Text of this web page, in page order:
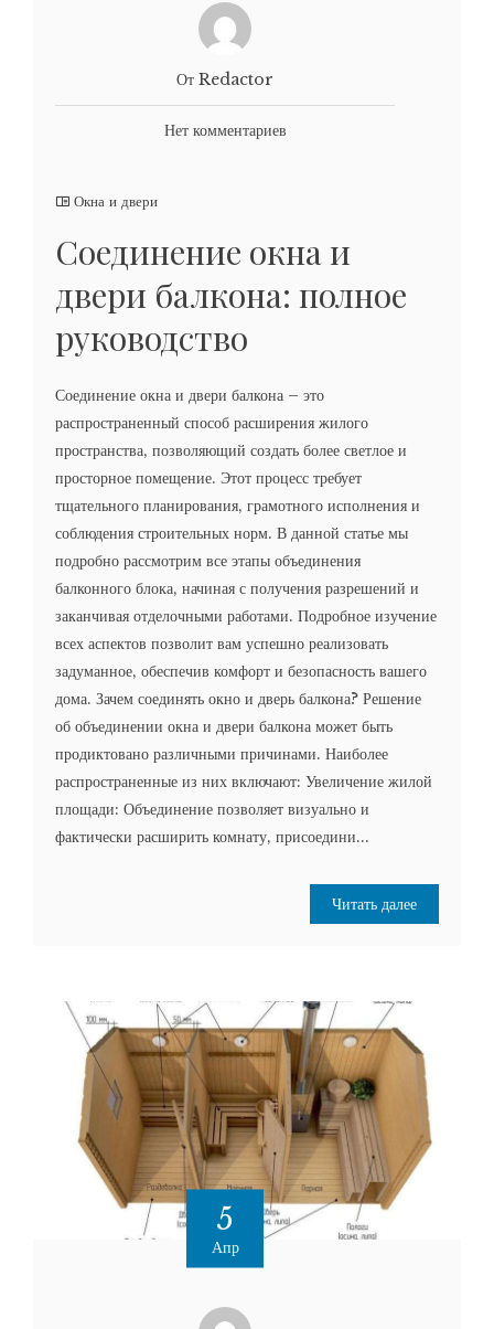
От Redactor
Нет комментариев
Окна и двери
Соединение окна и
двери балкона: полное
руководство
Соединение окна и двери балкона – это
распространенный способ расширения жилого
пространства‚ позволяющий создать более светлое и
просторное помещение. Этот процесс требует
тщательного планирования‚ грамотного исполнения и
соблюдения строительных норм. В данной статье мы
подробно рассмотрим все этапы объединения
балконного блока‚ начиная с получения разрешений и
заканчивая отделочными работами. Подробное изучение
всех аспектов позволит вам успешно реализовать
задуманное‚ обеспечив комфорт и безопасность вашего
дома. Зачем соединять окно и дверь балкона? Решение
об объединении окна и двери балкона может быть
продиктовано различными причинами. Наиболее
распространенные из них включают: Увеличение жилой
площади: Объединение позволяет визуально и
фактически расширить комнату‚ присоедини...
Читать далее
5
Апр